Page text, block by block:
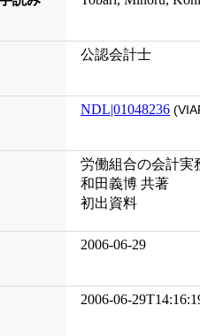
公認会計士
NDL|01048236
労働組合の会計実
和田義博 共著
初出資料
2006-06-29
2006-06-